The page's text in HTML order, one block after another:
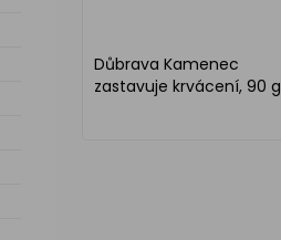
Důbrava Kamenec
zastavuje krvácení, 90 g